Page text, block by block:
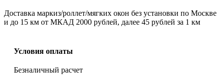
Доставка маркиз/роллет/мягких окон без установки по Москве
и до 15 км от МКАД 2000 рублей, далее 45 рублей за 1 км
Условия оплаты
Безналичный расчет